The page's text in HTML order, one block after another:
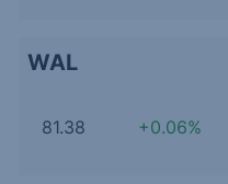
WAL
81.38 +0.06%